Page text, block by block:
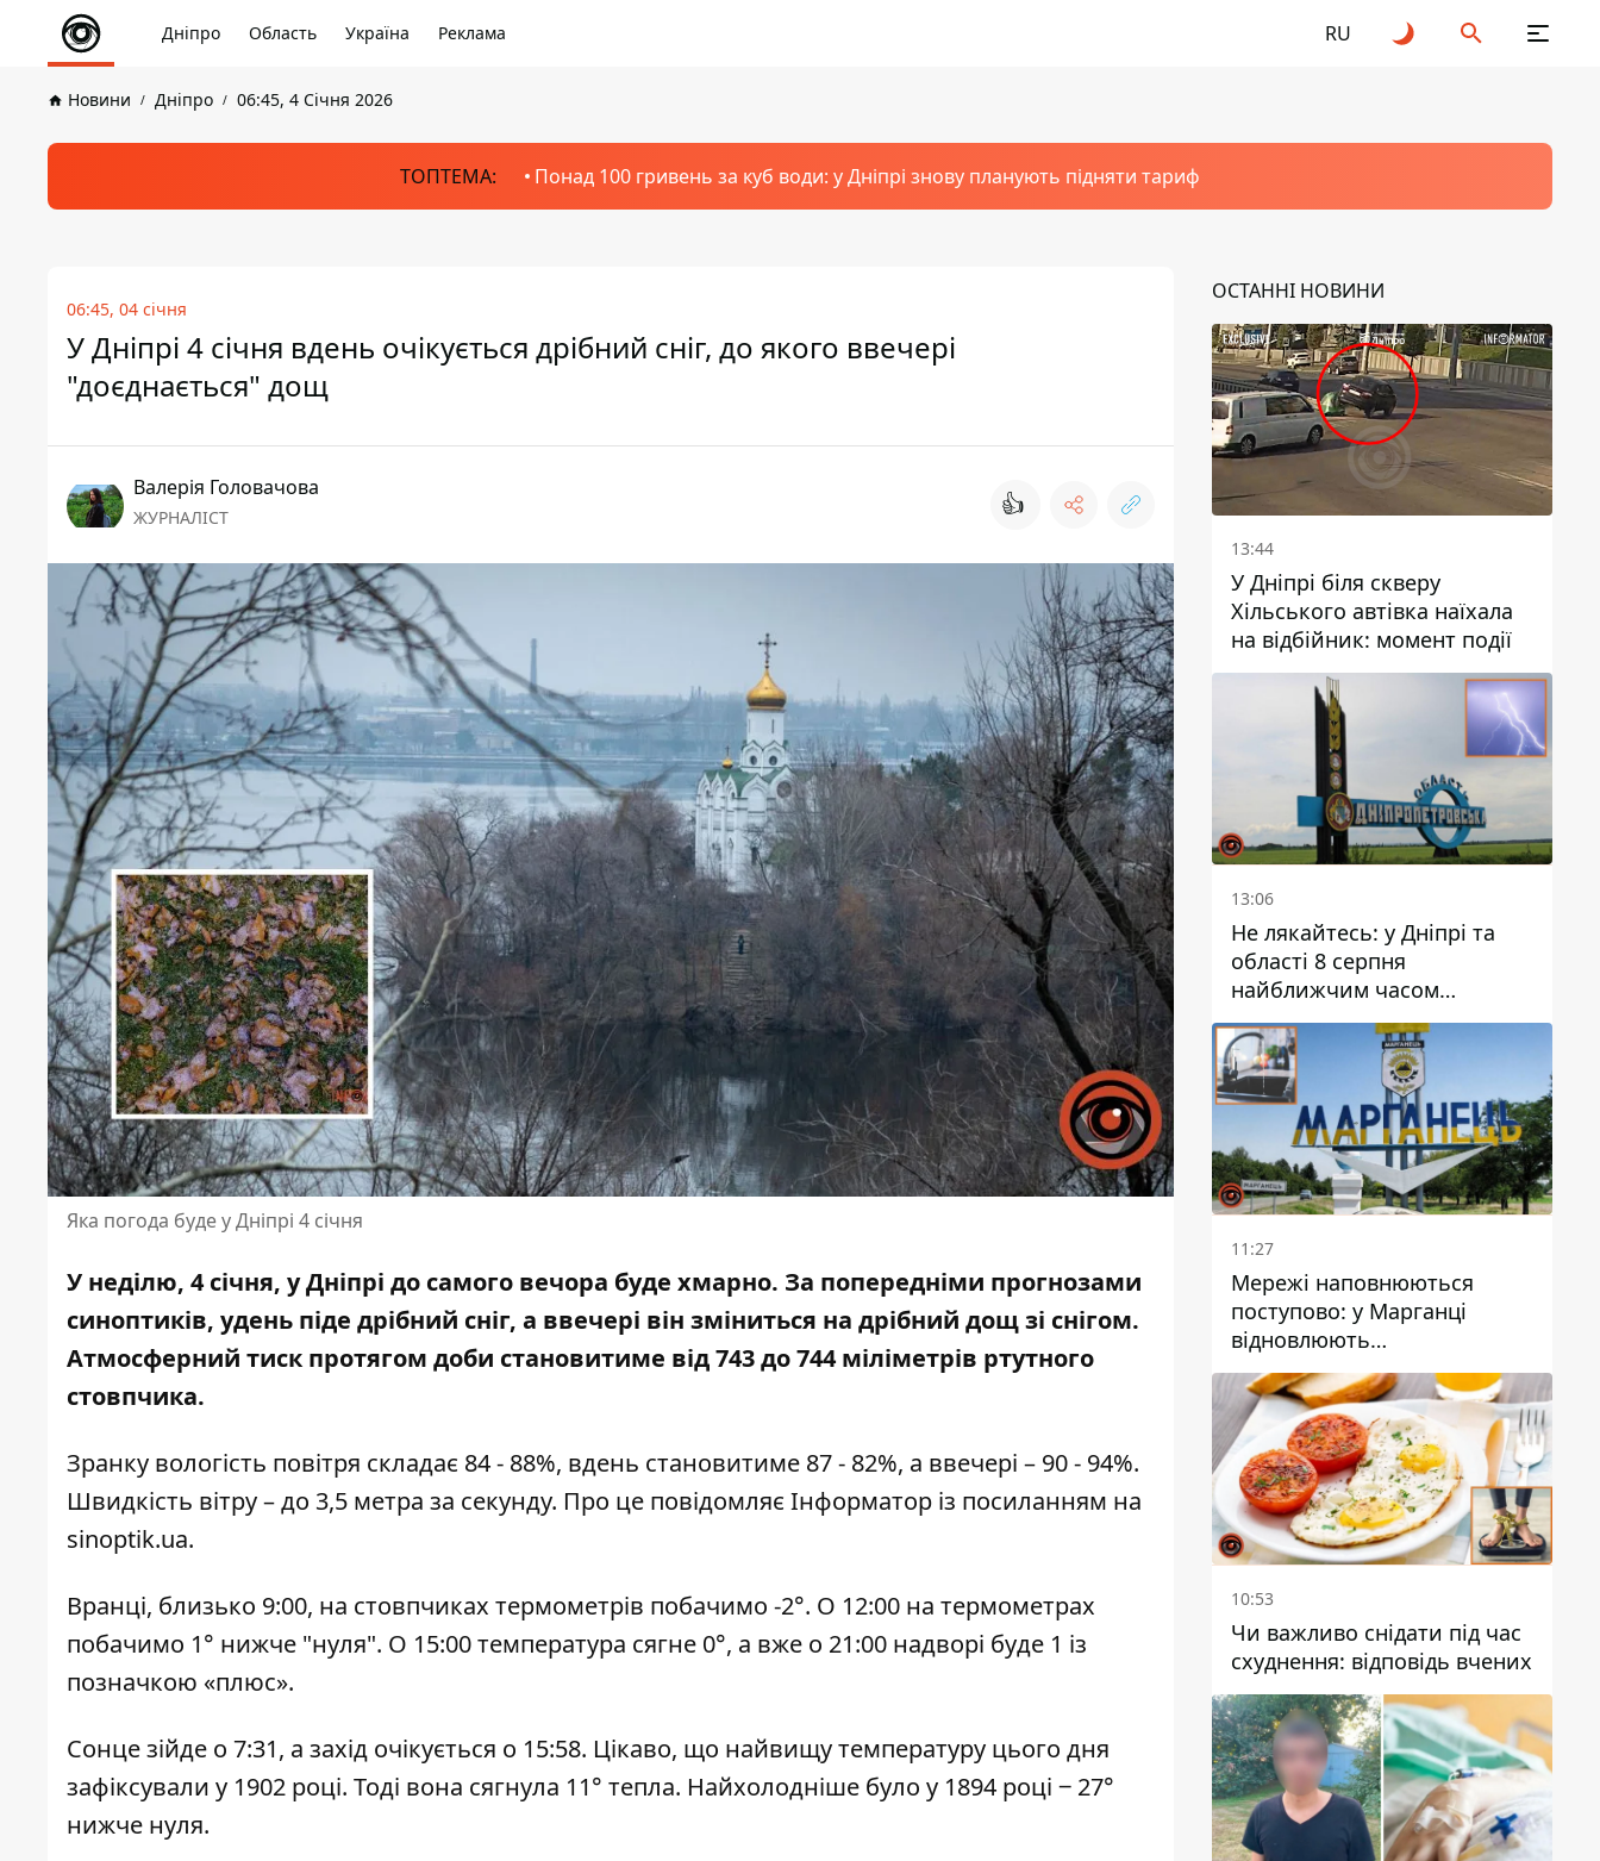
Дніпро Область Україна Реклама RU
Новини Дніпро 06:45, 4 Січня 2026
ТОПТЕМА: Понад 100 гривень за куб води: у Дніпрі знову планують підняти тариф
06:45, 04 січня
У Дніпрі 4 січня вдень очікується дрібний сніг, до якого ввечері
"доєднається" дощ
Валерія Головачова
ЖУРНАЛІСТ 👍
Яка погода буде у Дніпрі 4 січня
У неділю, 4 січня, у Дніпрі до самого вечора буде хмарно. За попередніми прогнозами
синоптиків, удень піде дрібний сніг, а ввечері він зміниться на дрібний дощ зі снігом.
Атмосферний тиск протягом доби становитиме від 743 до 744 міліметрів ртутного
стовпчика.
Зранку вологість повітря складає 84 - 88%, вдень становитиме 87 - 82%, а ввечері – 90 - 94%.
Швидкість вітру – до 3,5 метра за секунду. Про це повідомляє Інформатор із посиланням на
sinoptik.ua.
Вранці, близько 9:00, на стовпчиках термометрів побачимо -2°. О 12:00 на термометрах
побачимо 1° нижче "нуля". О 15:00 температура сягне 0°, а вже о 21:00 надворі буде 1 із
позначкою «плюс».
Сонце зійде о 7:31, а захід очікується о 15:58. Цікаво, що найвищу температуру цього дня
зафіксували у 1902 році. Тоді вона сягнула 11° тепла. Найхолодніше було у 1894 році ‒ 27°
нижче нуля.
ОСТАННІ НОВИНИ
13:44
У Дніпрі біля скверу
Хільського автівка наїхала
на відбійник: момент події
13:06
Не лякайтесь: у Дніпрі та
області 8 серпня
найближчим часом
очікується гроза
11:27
Мережі наповнюються
поступово: у Марганці
відновлюють
водопостачання
10:53
Чи важливо снідати під час
схуднення: відповідь вчених